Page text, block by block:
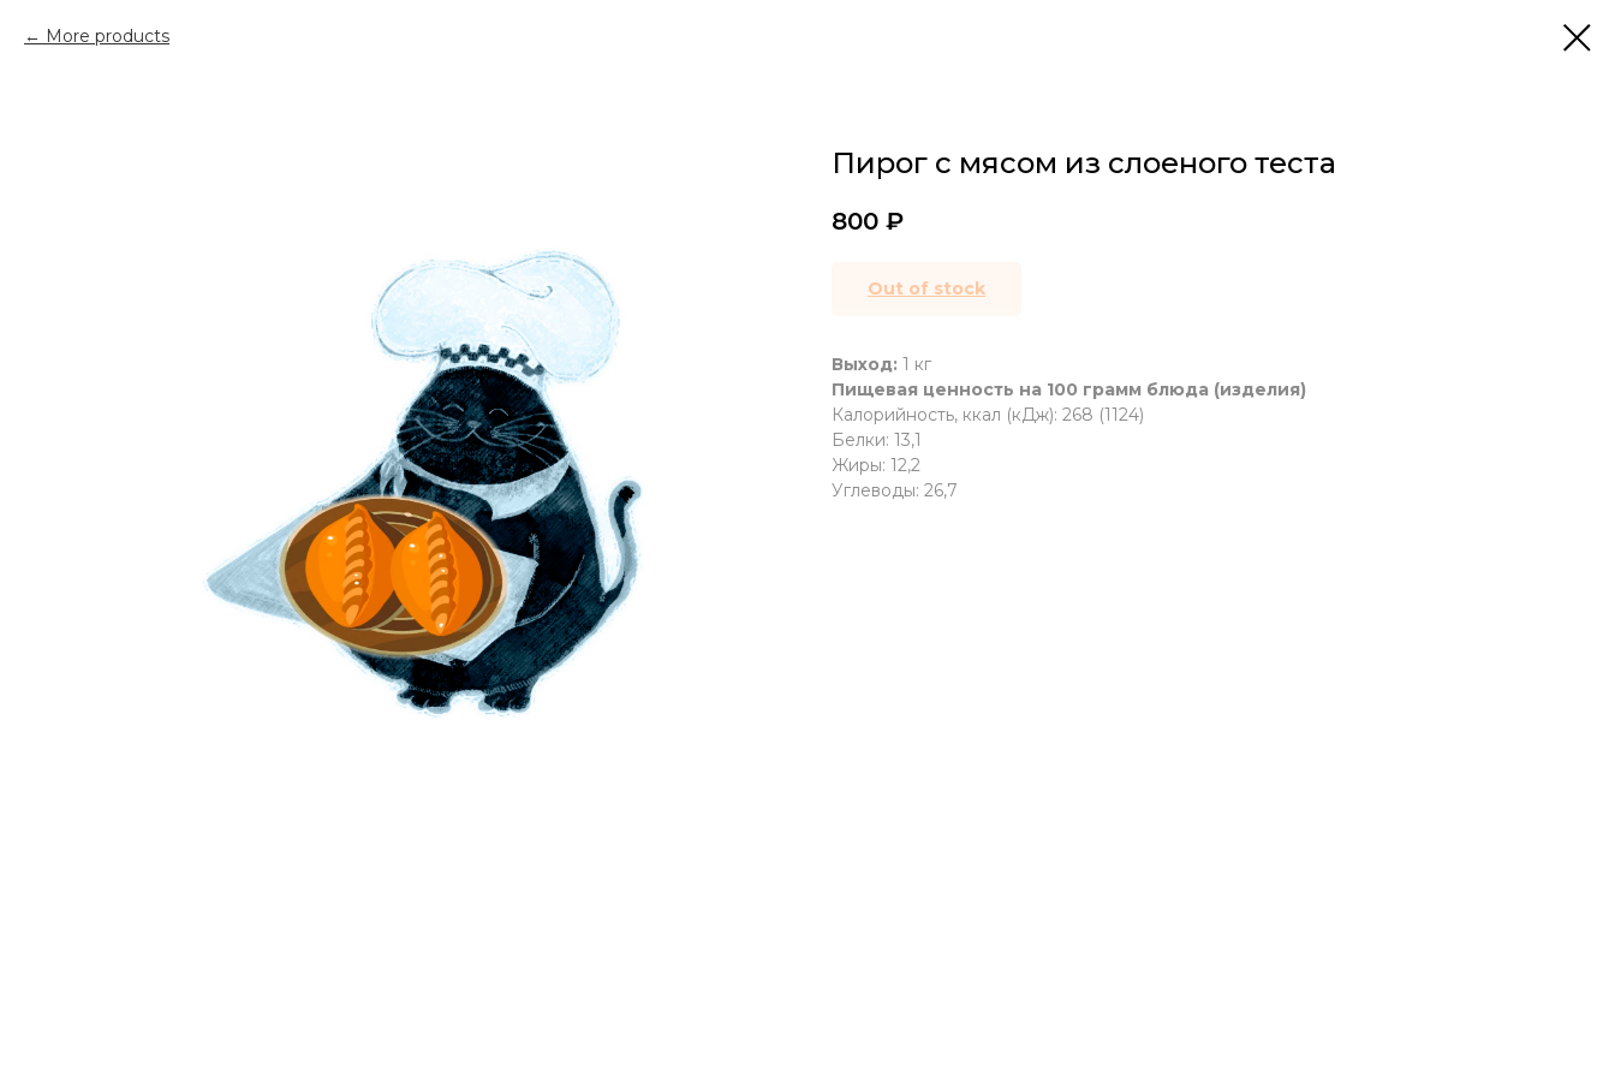
More products
Пирог с мясом из слоеного теста
800 ₽
Out of stock
Выход: 1 кг
Пищевая ценность на 100 грамм блюда (изделия)
Калорийность, ккал (кДж): 268 (1124)
Белки: 13,1
Жиры: 12,2
Углеводы: 26,7